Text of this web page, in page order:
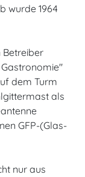
wurde 1964
Betreiber
dem Turm
als
GFP-(Glas-
nur aus